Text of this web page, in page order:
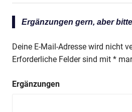
Ergänzungen gern, aber
Deine E-Mail-Adresse wird nicht
Erforderliche Felder sind mit *
Ergänzungen